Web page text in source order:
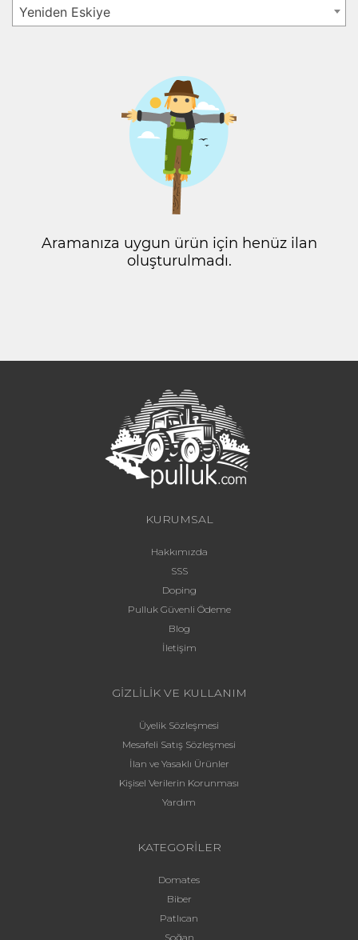
Yeniden Eskiye
Aramanıza uygun ürün için henüz ilan
oluşturulmadı.
KURUMSAL
Hakkımızda
SSS
Doping
Pulluk Güvenli Ödeme
Blog
İletişim
GİZLİLİK VE KULLANIM
Üyelik Sözleşmesi
Mesafeli Satış Sözleşmesi
İlan ve Yasaklı Ürünler
Kişisel Verilerin Korunması
Yardım
KATEGORİLER
Domates
Biber
Patlıcan
Soğan